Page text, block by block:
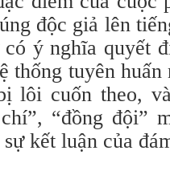
độc giả lên
ý nghĩa quyết
thống tuyên
lôi cuốn theo,
“đồng đội”
kết luận của